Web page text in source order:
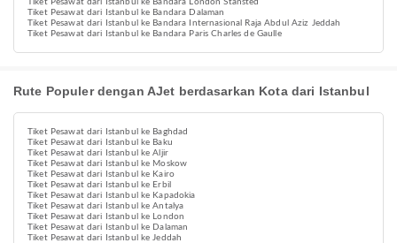
Tiket Pesawat dari Istanbul ke Bandara London Stansted
Tiket Pesawat dari Istanbul ke Bandara Dalaman
Tiket Pesawat dari Istanbul ke Bandara Internasional Raja Abdul Aziz Jeddah
Tiket Pesawat dari Istanbul ke Bandara Paris Charles de Gaulle
Rute Populer dengan AJet berdasarkan Kota dari Istanbul
Tiket Pesawat dari Istanbul ke Baghdad
Tiket Pesawat dari Istanbul ke Baku
Tiket Pesawat dari Istanbul ke Aljir
Tiket Pesawat dari Istanbul ke Moskow
Tiket Pesawat dari Istanbul ke Kairo
Tiket Pesawat dari Istanbul ke Erbil
Tiket Pesawat dari Istanbul ke Kapadokia
Tiket Pesawat dari Istanbul ke Antalya
Tiket Pesawat dari Istanbul ke London
Tiket Pesawat dari Istanbul ke Dalaman
Tiket Pesawat dari Istanbul ke Jeddah